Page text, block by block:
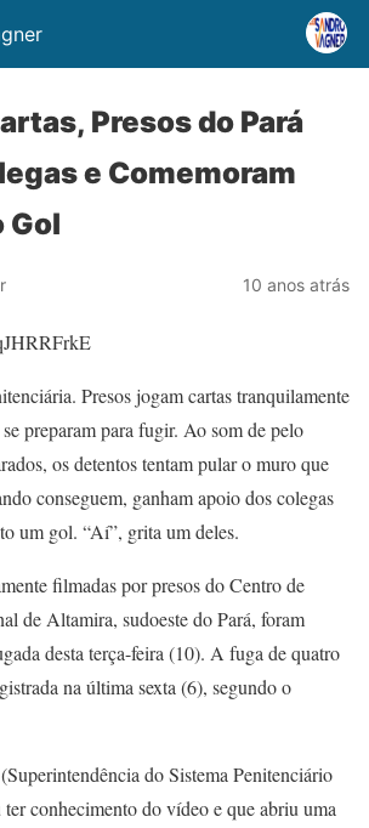
Presos do Pará
e Comemoram
Gol
10 anos atrás
Presos jogam cartas tranquilamente
preparam para fugir. Ao som de pelo
os detentos tentam pular o muro que
conseguem, ganham apoio dos colegas
um gol. “Aí”, grita um deles.
filmadas por presos do Centro de
de Altamira, sudoeste do Pará, foram
desta terça-feira (10). A fuga de quatro
na última sexta (6), segundo o
do Sistema Penitenciário
conhecimento do vídeo e que abriu uma